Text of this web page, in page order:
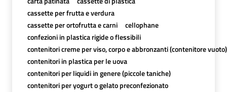
cassette per frutta e verdura
cassette per ortofrutta e carni
cellophane
confezioni in plastica rigide o flessibili
contenitori creme per viso, corpo e abbronzanti (contenitore vuoto)
contenitori in plastica per le uova
contenitori per liquidi in genere (piccole taniche)
contenitori per yogurt o gelato preconfezionato